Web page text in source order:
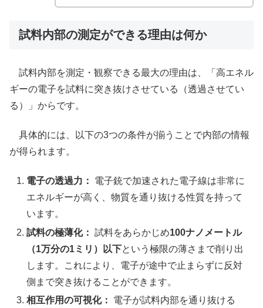
試料内部の測定ができる理由は何か
試料内部を測定・観察できる最大の理由は、「高エネル
ギーの電子を試料に突き抜けさせている（透過させてい
る）」からです。
具体的には、以下の3つの条件が揃うことで内部の情報
が得られます。
電子の透過力：
電子銃で加速された電子線は非常に
エネルギーが高く、物質を通り抜ける性質を持って
います。
試料の極薄化： 試料をあらかじめ100ナノメートル
（1万分の1ミリ）以下という極限の薄さまで削り出
します。これにより、電子が途中で止まらずに反対
側まで突き抜けることができます。
相互作用の可視化：
電子が試料内部を通り抜ける